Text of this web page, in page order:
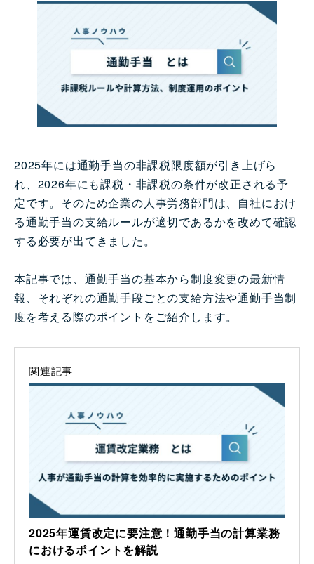
採用情報
WHI Holdings
2025年には通勤手当の非課税限度額が引き上げら
れ、2026年にも課税・非課税の条件が改正される予
定です。そのため企業の人事労務部門は、自社におけ
る通勤手当の支給ルールが適切であるかを改めて確認
する必要が出てきました。
本記事では、通勤手当の基本から制度変更の最新情
報、それぞれの通勤手段ごとの支給方法や通勤手当制
度を考える際のポイントをご紹介します。
関連記事
2025年運賃改定に要注意！通勤手当の計算業務
におけるポイントを解説